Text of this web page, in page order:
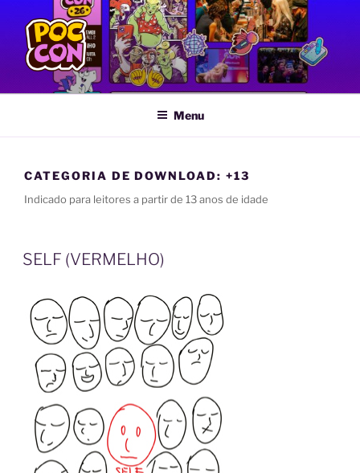
conteúdo
POC CON
Feira LGBTQIA+ de Quadrinhos e Artes Gráficas
Menu
CATEGORIA DE DOWNLOAD:+13
Indicado para leitores a partir de 13 anos de idade
SELF (VERMELHO)